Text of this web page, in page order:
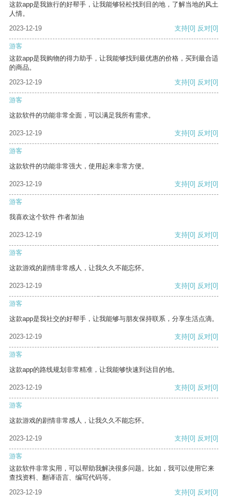
这款app是我旅行的好帮手，让我能够轻松找到目的地，了解当地的风土
人情。
2023-12-19
支持[0] 反对[0]
游客
这款app是我购物的得力助手，让我能够找到最优惠的价格，买到最合适
的商品。
2023-12-19
支持[0] 反对[0]
游客
这款软件的功能非常全面，可以满足我所有需求。
2023-12-19 支持[0] 反对[0]
游客
这款软件的功能非常强大，使用起来非常方便。
2023-12-19 支持[0] 反对[0]
游客
我喜欢这个软件 作者加油
2023-12-19 支持[0] 反对[0]
游客
这款游戏的剧情非常感人，让我久久不能忘怀。
2023-12-19 支持[0] 反对[0]
游客
这款app是我社交的好帮手，让我能够与朋友保持联系，分享生活点滴。
2023-12-19 支持[0] 反对[0]
游客
这款app的路线规划非常精准，让我能够快速到达目的地。
2023-12-19 支持[0] 反对[0]
游客
这款游戏的剧情非常感人，让我久久不能忘怀。
2023-12-19 支持[0] 反对[0]
游客
这款软件非常实用，可以帮助我解决很多问题。比如，我可以使用它来
查找资料、翻译语言、编写代码等。
2023-12-19
支持[0] 反对[0]